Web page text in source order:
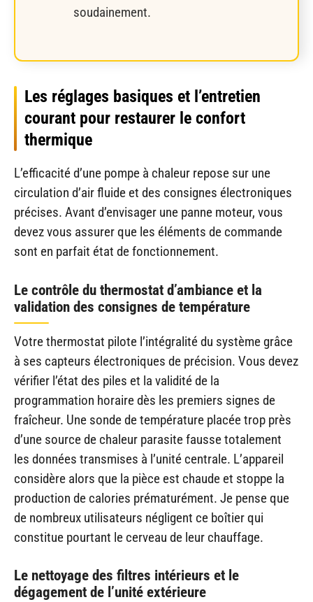
soudainement.
Les réglages basiques et l’entretien
courant pour restaurer le confort
thermique
L’efficacité d’une pompe à chaleur repose sur une
circulation d’air fluide et des consignes électroniques
précises. Avant d’envisager une panne moteur, vous
devez vous assurer que les éléments de commande
sont en parfait état de fonctionnement.
Le contrôle du thermostat d’ambiance et la
validation des consignes de température
Votre thermostat pilote l’intégralité du système grâce
à ses capteurs électroniques de précision. Vous devez
vérifier l’état des piles et la validité de la
programmation horaire dès les premiers signes de
fraîcheur. Une sonde de température placée trop près
d’une source de chaleur parasite fausse totalement
les données transmises à l’unité centrale. L’appareil
considère alors que la pièce est chaude et stoppe la
production de calories prématurément. Je pense que
de nombreux utilisateurs négligent ce boîtier qui
constitue pourtant le cerveau de leur chauffage.
Le nettoyage des filtres intérieurs et le
dégagement de l’unité extérieure